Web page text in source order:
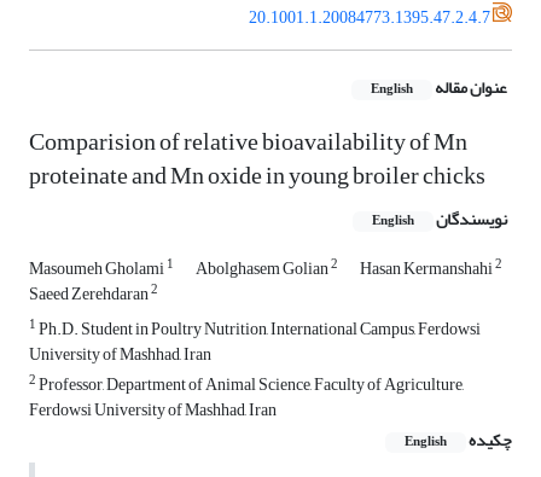
20.1001.1.20084773.1395.47.2.4.7
عنوان مقاله English
Comparision of relative bioavailability of Mn
proteinate and Mn oxide in young broiler chicks
نویسندگان English
Masoumeh Gholami1 Abolghasem Golian2 Hasan Kermanshahi2
Saeed Zerehdaran2
1Ph.D. Student in Poultry Nutrition, International Campus, Ferdowsi
University of Mashhad, Iran
2Professor, Department of Animal Science, Faculty of Agriculture,
Ferdowsi University of Mashhad, Iran
چکیده
English